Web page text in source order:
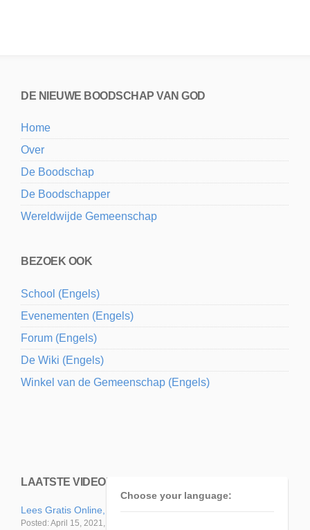
DE NIEUWE BOODSCHAP VAN GOD
Home
Over
De Boodschap
De Boodschapper
Wereldwijde Gemeenschap
BEZOEK OOK
School (Engels)
Evenementen (Engels)
Forum (Engels)
De Wiki (Engels)
Winkel van de Gemeenschap (Engels)
Choose your language:
LAATSTE VIDEO’S
Lees Gratis Online, Nieuw Boek! Ontdek je Ware Zelf
Posted: April 15, 2021, 3:10 pm